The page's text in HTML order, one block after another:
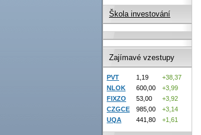
Škola investování
Zajímavé vzestupy
PVT 1,19
+38,37
NLOK
600,00
+3,99
FIXZO
53,00
+3,92
CZGCE
985,00
+3,14
UQA
441,80 +1,61